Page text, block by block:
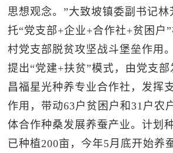
思想观念。”大致坡镇委副书记林
托“党支部+企业+合作社+贫困户
村党支部脱贫攻坚战斗堡垒作用
提出“党建+扶贫”模式，由党支
昌福星光种养专业合作社，发挥
作用，带动63户贫困户和31户农
体合作种桑发展养蚕产业。计划
已种植200亩，今年5月底开始养